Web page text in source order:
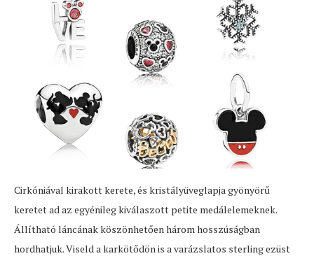
Cirkóniával kirakott kerete, és kristályüveglapja gyönyörű
keretet ad az egyénileg kiválaszott petite medálelemeknek.
Állítható láncának köszönhetően három hosszúságban
hordhatjuk. Viseld a karkötődön is a varázslatos sterling ezüst